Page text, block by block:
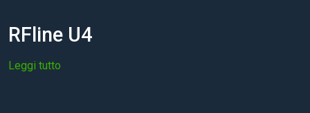
RFline U4
Leggi tutto